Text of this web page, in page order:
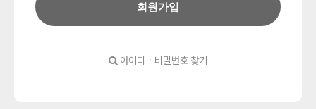
회원가입
아이디 · 비밀번호 찾기